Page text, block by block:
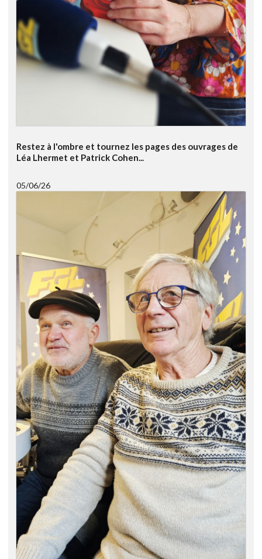
Restez à l'ombre et tournez les pages des ouvrages de
Léa Lhermet et Patrick Cohen...
05/06/26